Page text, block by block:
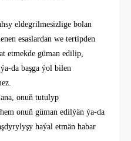
eldegrilmesizlige bolan
esaslardan we tertipden
etmekde güman edilip,
da başga ýol bilen
onuň tutulyp
onuň güman edilýän ýa-da
haýal etmän habar